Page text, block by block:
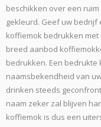
beschikken over een
gekleurd. Geef uw
koffiemok bedrukken met
breed aanbod
bedrukken. Een
naamsbekendheid van
drinken steeds
naam zeker zal blijven
koffiemok is dus een